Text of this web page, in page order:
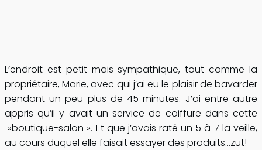
L’endroit est petit mais sympathique, tout comme la
propriétaire, Marie, avec qui j’ai eu le plaisir de bavarder
pendant un peu plus de 45 minutes. J’ai entre autre
appris qu’il y avait un service de coiffure dans cette
»boutique-salon ». Et que j’avais raté un 5 à 7 la veille,
au cours duquel elle faisait essayer des produits…zut!